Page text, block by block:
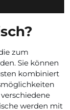
zum
Sie können
kombiniert
werden mit